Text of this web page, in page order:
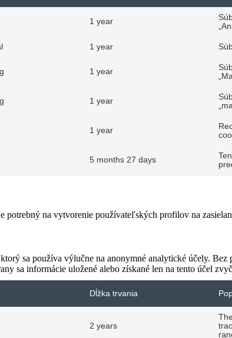
1 year
1 year
1 year
1 year
1 year
5 months 27 days
potrebný na vytvorenie používateľských profilov na
sa používa výlučne na anonymné analytické účely.
sa informácie uložené alebo získané len na tento účel
Dĺžka trvania
2 years